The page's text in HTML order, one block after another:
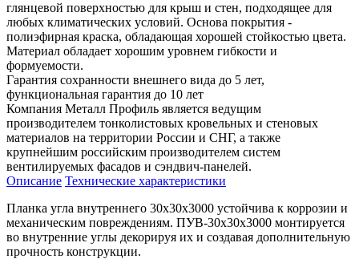
глянцевой поверхностью для крыш и стен, подходящее для
любых климатических условий. Основа покрытия -
полиэфирная краска, обладающая хорошей стойкостью цвета.
Материал обладает хорошим уровнем гибкости и
формуемости.
Гарантия сохранности внешнего вида до 5 лет,
функциональная гарантия до 10 лет
Компания Металл Профиль является ведущим
производителем тонколистовых кровельных и стеновых
материалов на территории России и СНГ, а также
крупнейшим российским производителем систем
вентилируемых фасадов и сэндвич-панелей.
Описание Технические характеристики
Планка угла внутреннего 30х30х3000 устойчива к коррозии и
механическим повреждениям. ПУВ-30х30х3000 монтируется
во внутренние углы декорируя их и создавая дополнительную
прочность конструкции.